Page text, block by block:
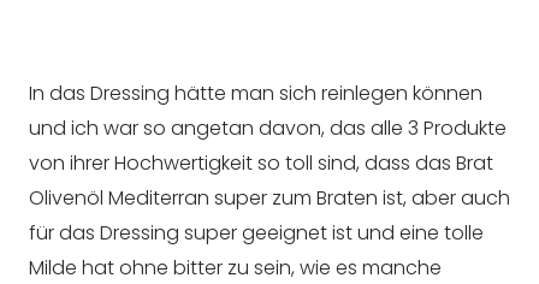
In das Dressing hätte man sich reinlegen können
und ich war so angetan davon, das alle 3 Produkte
von ihrer Hochwertigkeit so toll sind, dass das Brat
Olivenöl Mediterran super zum Braten ist, aber auch
für das Dressing super geeignet ist und eine tolle
Milde hat ohne bitter zu sein, wie es manche